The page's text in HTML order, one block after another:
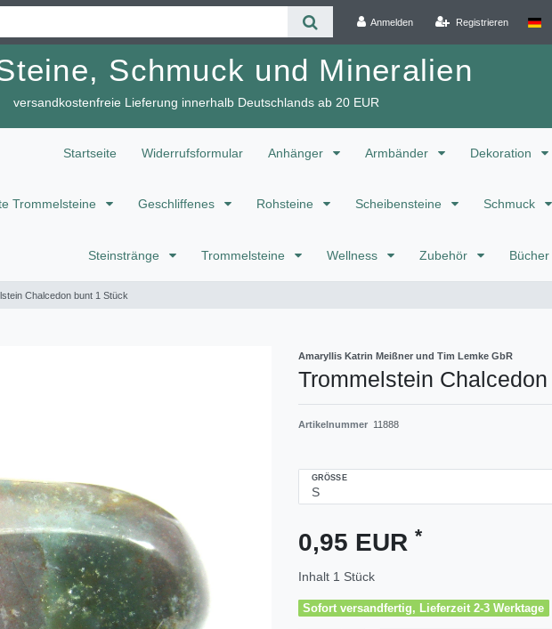
Anmelden Registrieren
Schmuck und Mineralien
versandkostenfreie Lieferung innerhalb Deutschlands ab 20 EUR
Startseite Widerrufsformular Anhänger Armbänder Dekoration
Trommelsteine Geschliffenes Rohsteine Scheibensteine Schmuck
Steinstränge Trommelsteine Wellness Zubehör Bücher
Chalcedon bunt 1 Stück
Amaryllis Katrin Meißner und Tim Lemke GbR
Trommelstein
Artikelnummer 11888
GRÖSSE
0,95 EUR *
Inhalt 1 Stück
Sofort versandfertig, Lieferzeit 2-3 Werktage